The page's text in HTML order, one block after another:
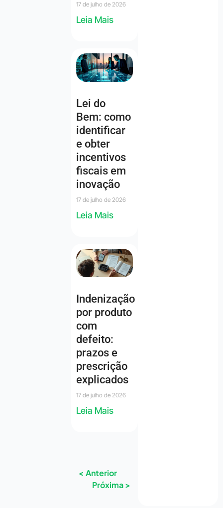
17 de julho de 2026
Leia Mais
Lei do
Bem: como
identificar
e obter
incentivos
fiscais em
inovação
17 de julho de 2026
Leia Mais
Indenização
por produto
com
defeito:
prazos e
prescrição
explicados
17 de julho de 2026
Leia Mais
< Anterior
Próxima >